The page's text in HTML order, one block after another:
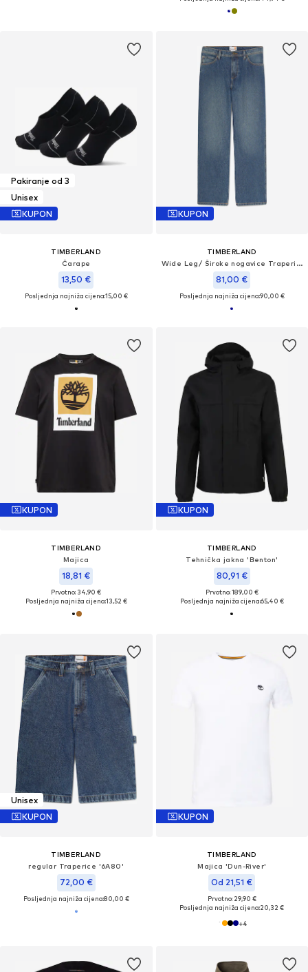
Pakiranje od 3
Unisex
KUPON
TIMBERLAND
Čarape
13,50 €
Posljednja najniža cijena:15,00 €
KUPON
TIMBERLAND
Wide Leg/ Široke nogavice Traperice
81,00 €
Posljednja najniža cijena:90,00 €
KUPON
TIMBERLAND
Majica
18,81 €
Prvotno: 34,90 €
Posljednja najniža cijena:13,52 €
KUPON
TIMBERLAND
Tehnička jakna 'Benton'
80,91 €
Prvotno: 189,00 €
Posljednja najniža cijena:65,40 €
Unisex
KUPON
TIMBERLAND
regular Traperice '6A80'
72,00 €
Posljednja najniža cijena:80,00 €
KUPON
TIMBERLAND
Majica 'Dun-River'
Od 21,51 €
Prvotno: 29,90 €
Posljednja najniža cijena:20,32 €
+4